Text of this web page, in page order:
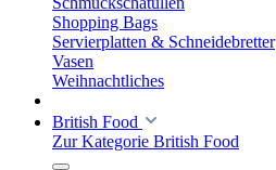
Shopping Bags
Servierplatten & Schneidebretter
Vasen
Weihnachtliches
British Food
Zur Kategorie British Food